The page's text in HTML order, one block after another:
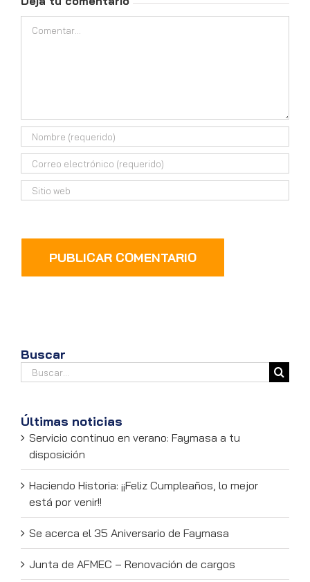
Comentar
Buscar
Buscar:
Últimas noticias
Servicio continuo en verano: Faymasa a tu
disposición
Haciendo Historia: ¡¡Feliz Cumpleaños, lo mejor
está por venir!!
Se acerca el 35 Aniversario de Faymasa
Junta de AFMEC – Renovación de cargos